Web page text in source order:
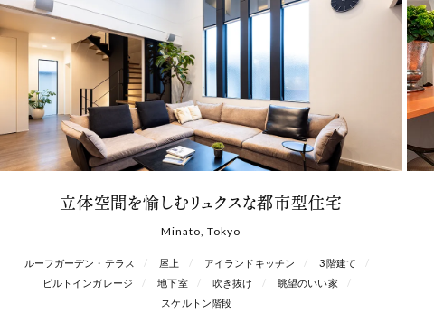
立体空間を愉しむリュクスな都市型住宅
Minato, Tokyo
ルーフガーデン・テラス 屋上 アイランドキッチン
3階建て
ビルトインガレージ
地下室 吹き抜け
眺望のいい家
スケルトン階段